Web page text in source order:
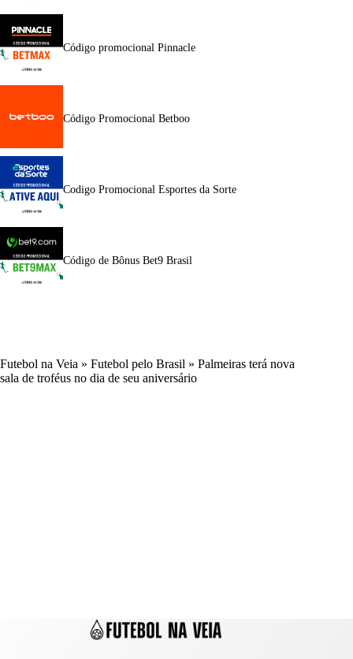
Código promocional Pinnacle
Código Promocional Betboo
Codigo Promocional Esportes da Sorte
Código de Bônus Bet9 Brasil
Futebol na Veia » Futebol pelo Brasil » Palmeiras terá nova
sala de troféus no dia de seu aniversário